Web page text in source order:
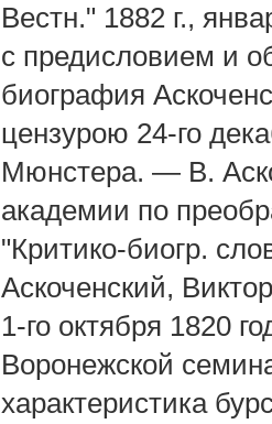
Вестн." 1882 г.,
с предисловием и
биография
цензурою 24-го
Мюнстера. — В.
академии по
"Критико-биогр.
Аскоченский,
1-го октября 1820
Воронежской
характеристика